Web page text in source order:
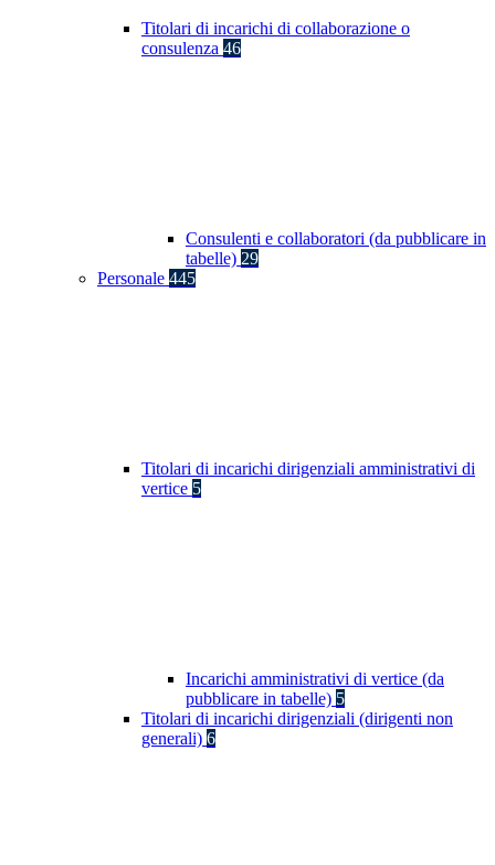
Titolari di incarichi di collaborazione o
consulenza 46
Consulenti e collaboratori (da pubblicare in
tabelle) 29
Personale 445
Titolari di incarichi dirigenziali amministrativi di
vertice 5
Incarichi amministrativi di vertice (da
pubblicare in tabelle) 5
Titolari di incarichi dirigenziali (dirigenti non
generali) 6